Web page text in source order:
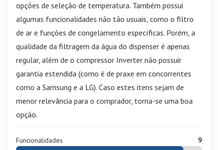
opções de seleção de temperatura. Também possui
algumas funcionalidades não tão usuais, como o filtro
de ar e funções de congelamento específicas. Porém, a
qualidade da filtragem da água do dispenser é apenas
regular, além de o compressor Inverter não possuir
garantia estendida (como é de praxe em concorrentes
como a Samsung e a LG). Caso estes itens sejam de
menor relevância para o comprador, torna-se uma boa
opção.
Funcionalidades 9